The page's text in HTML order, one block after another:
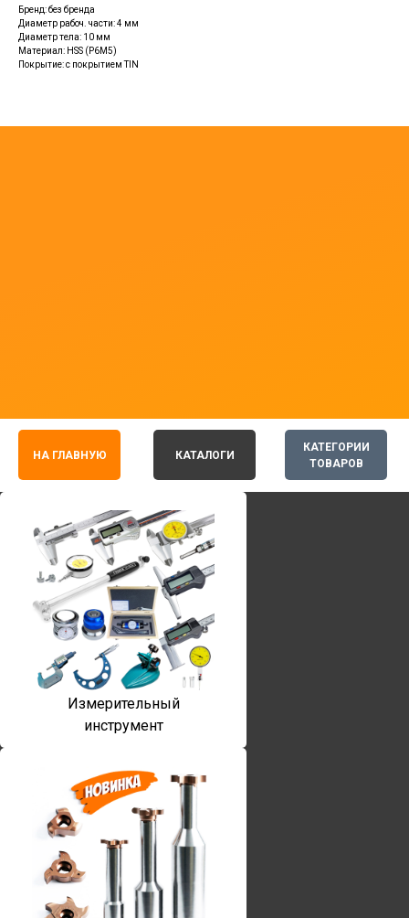
Бренд: без бренда
Диаметр рабоч. части: 4 мм
Диаметр тела: 10 мм
Материал: HSS (P6M5)
Покрытие: c покрытием TIN
КАТЕГОРИИ
ТОВАРОВ
НА ГЛАВНУЮ КАТАЛОГИ
Измерительный
инструмент